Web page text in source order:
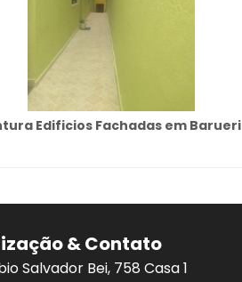
Edificios Fachadas em Barueri
& Contato
Salvador Bei, 758 Casa 1